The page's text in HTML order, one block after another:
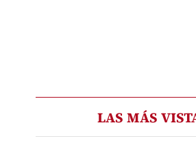
LAS MÁS